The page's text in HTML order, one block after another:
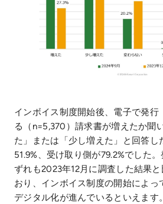
インボイス制度開始後、電子で発行
る（n=5,370）請求書が増えたか聞
た」または「少し増えた」と回答し
51.9%、受け取り側が79.2%でした
ずれも2023年12月に調査した結果
おり、インボイス制度の開始によっ
デジタル化が進んでいるといえます。